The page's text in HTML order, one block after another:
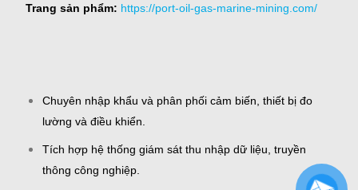
Trang sản phẩm: https://port-oil-gas-marine-mining.com/
Chuyên nhập khẩu và phân phối cảm biến, thiết bị đo
lường và điều khiển.
Tích hợp hệ thống giám sát thu nhập dữ liệu, truyền
thông công nghiệp.